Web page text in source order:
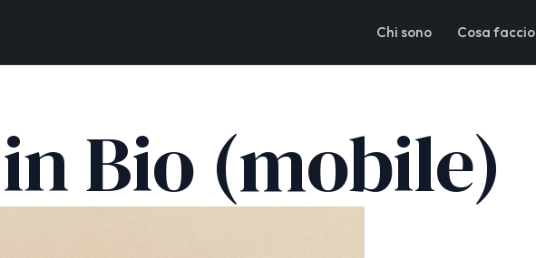
Chi sono Cosa faccio
Bio (mobile)